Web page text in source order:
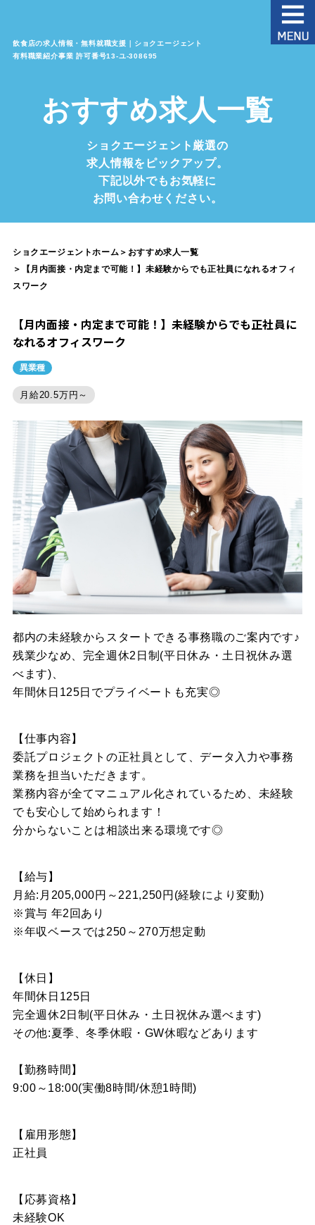
飲食店の求人情報・無料就職支援｜ショクエージェント
有料職業紹介事業 許可番号13‐ユ‐308695
おすすめ求人一覧
ショクエージェント厳選の
求人情報をピックアップ。
下記以外でもお気軽に
お問い合わせください。
ショクエージェントホーム ＞ おすすめ求人一覧
＞
【月内面接・内定まで可能！】未経験からでも正社員になれるオフィ
スワーク
【月内面接・内定まで可能！】未経験からでも正社員に
なれるオフィスワーク
異業種
月給20.5万円～
都内の未経験からスタートできる事務職のご案内です♪
残業少なめ、完全週休2日制(平日休み・土日祝休み選
べます)、
年間休日125日でプライベートも充実◎
【仕事内容】
委託プロジェクトの正社員として、データ入力や事務
業務を担当いただきます。
業務内容が全てマニュアル化されているため、未経験
でも安心して始められます！
分からないことは相談出来る環境です◎
【給与】
月給:月205,000円～221,250円(経験により変動)
※賞与 年2回あり
※年収ベースでは250～270万想定動
【休日】
年間休日125日
完全週休2日制(平日休み・土日祝休み選べます)
その他:夏季、冬季休暇・GW休暇などあります
【勤務時間】
9:00～18:00(実働8時間/休憩1時間)
【雇用形態】
正社員
【応募資格】
未経験OK